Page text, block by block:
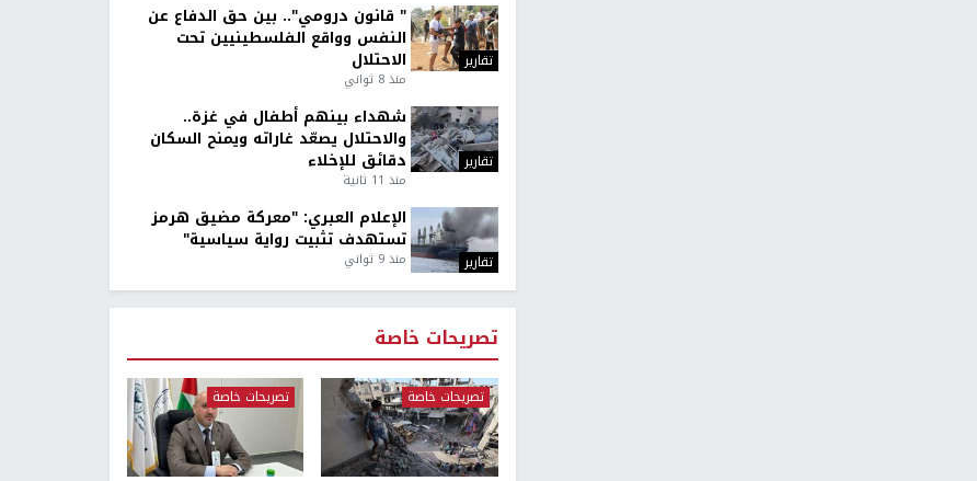
تقارير
" قانون درومي".. بين حق الدفاع عن
النفس وواقع الفلسطينيين تحت
الاحتلال
منذ 8 ثواني
تقارير
شهداء بينهم أطفال في غزة..
والاحتلال يصعّد غاراته ويمنح السكان
دقائق للإخلاء
منذ 11 ثانية
تقارير
الإعلام العبري: "معركة مضيق هرمز
تستهدف تثبيت رواية سياسية"
منذ 9 ثواني
تصريحات خاصة
تصريحات خاصة تصريحات خاصة